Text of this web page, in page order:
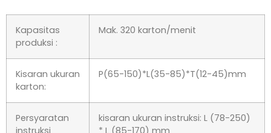
Kapasitas
produksi :
Mak. 320 karton/menit
Kisaran ukuran
karton:
P(65-150)*L(35-85)*T(12-45)mm
Persyaratan
instruksi
kisaran ukuran instruksi: L (78-250)
* L (85-170) mm